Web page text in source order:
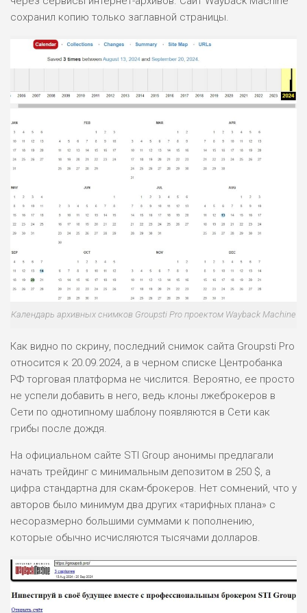
сохранил копию только заглавной страницы.
Календарь архивных снимков Groupsti Pro проектом Wayback Machine
Как видно по скрину, последний снимок сайта Groupsti Pro
относится к 20.09.2024, а в черном списке Центробанка
РФ торговая платформа не числится. Вероятно, ее просто
не успели добавить в него, ведь клоны лжеброкеров в
Сети по однотипному шаблону появляются в Сети как
грибы после дождя.
На официальном сайте STI Group анонимы предлагали
начать трейдинг с минимальным депозитом в 250 $, а
цифра стандартна для скам-брокеров. Нет сомнений, что у
авторов было минимум два других «тарифных плана» с
несоразмерно большими суммами к пополнению,
которые обычно исчисляются тысячами долларов.